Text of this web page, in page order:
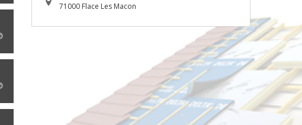
71000 Flace Les Macon